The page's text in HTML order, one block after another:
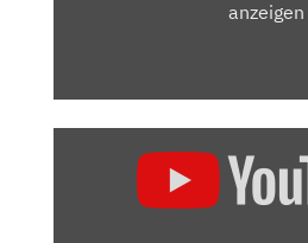
anzeigen
ELECTRIC